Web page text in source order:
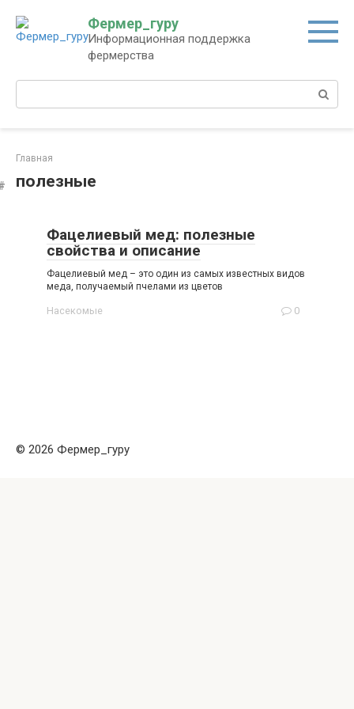
контенту
Фермер_гуру
Информационная поддержка
фермерства
Поиск:
Главная
полезные
Фацелиевый мед: полезные
свойства и описание
Фацелиевый мед – это один из самых известных видов
меда, получаемый пчелами из цветов
Насекомые 0
© 2026 Фермер_гуру